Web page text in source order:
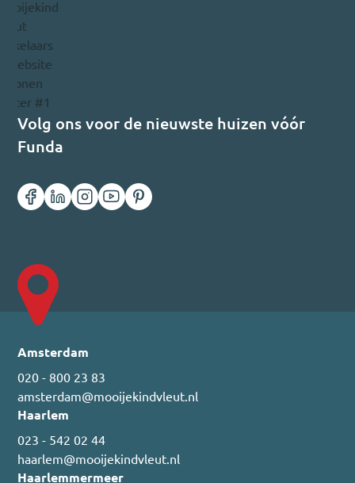
Volg ons voor de nieuwste huizen vóór
Funda
Amsterdam
020 - 800 23 83
amsterdam@mooijekindvleut.nl
Haarlem
023 - 542 02 44
haarlem@mooijekindvleut.nl
Haarlemmermeer